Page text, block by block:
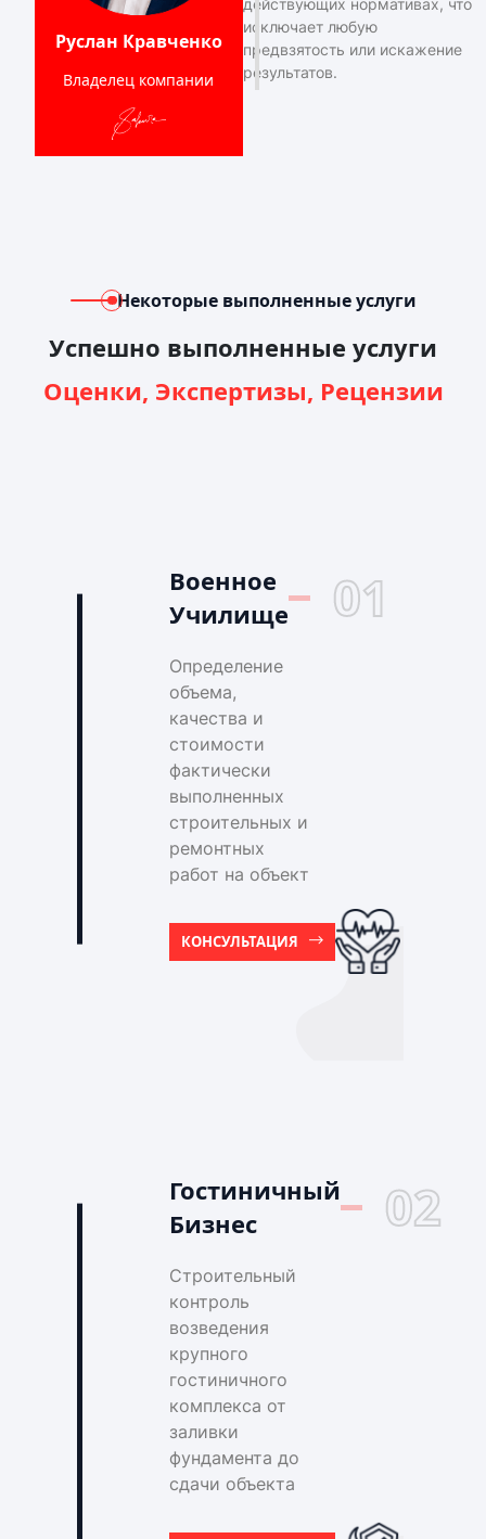
Руслан Кравченко
Владелец компании
действующих нормативах, что
исключает любую
предвзятость или искажение
результатов.
Некоторые выполненные услуги
Успешно выполненные услуги
Оценки, Экспертизы, Рецензии
Военное
Училище
01
Определение
объема,
качества и
стоимости
фактически
выполненных
строительных и
ремонтных
работ на объект
КОНСУЛЬТАЦИЯ
Гостиничный
Бизнес
02
Строительный
контроль
возведения
крупного
гостиничного
комплекса от
заливки
фундамента до
сдачи объекта